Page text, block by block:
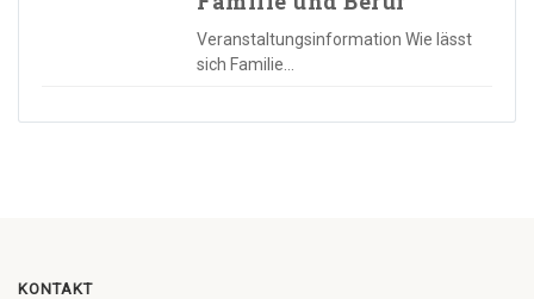
Veranstaltungsinformation Wie lässt
sich Familie…
KONTAKT